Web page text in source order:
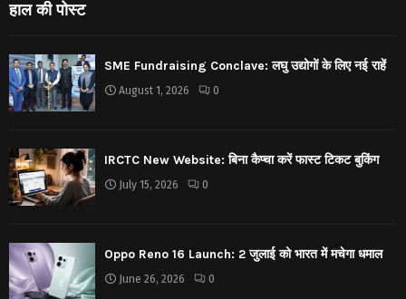
हाल की पोस्ट
SME Fundraising Conclave: लघु उद्योगों के लिए नई राहें
August 1, 2026 0
IRCTC New Website: बिना कैप्चा करें फास्ट टिकट बुकिंग
July 15, 2026 0
Oppo Reno 16 Launch: 2 जुलाई को भारत में मचेगा धमाल
June 26, 2026 0